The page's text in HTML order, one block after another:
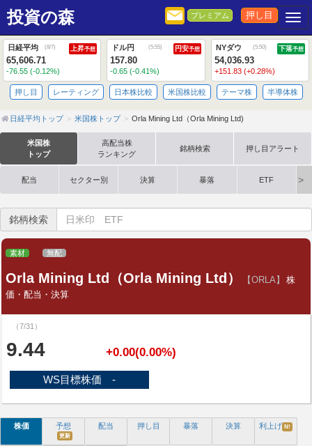
投資の森 プレミアム 押し目
日経平均 (8/7) 上昇予想
65,606.71
-76.55 (-0.12%)
ドル円 (5:55) 円安予想
157.80
-0.65 (-0.41%)
NYダウ (5:50) 下落予想
54,036.93
+151.83 (+0.28%)
押し目 レーティング 日本株比較 米国株比較 テーマ株 半導体株
日経平均トップ 米国株トップ Orla Mining Ltd（Orla Mining Ltd)
米国株
トップ
高配当株
ランキング
銘柄検索 押し目アラート
配当 セクター別 決算 暴落 ETF
銘柄検索
素材 無配
Orla Mining Ltd（Orla Mining Ltd） 【ORLA】
株
価・配当・決算
（7/31）
9.44 +0.00(0.00%)
WS目標株価 -
株価 予想
更新
配当 押し目 暴落 決算 利上げ N!